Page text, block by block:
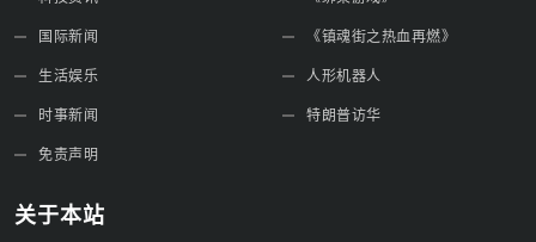
国际新闻
生活娱乐
时事新闻
免责声明
《镇魂街之热血再燃》
人形机器人
特朗普访华
关于本站